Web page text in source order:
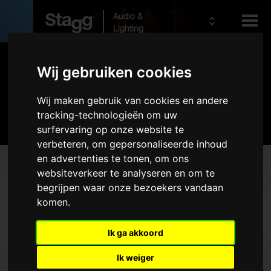
Wij gebruiken cookies
Wij maken gebruik van cookies en andere
tracking-technologieën om uw
surfervaring op onze website te
verbeteren, om gepersonaliseerde inhoud
en advertenties te tonen, om ons
websiteverkeer te analyseren en om te
begrijpen waar onze bezoekers vandaan
komen.
Ik ga akkoord
Ik weiger
Audio &
Lighting
Kids
Producten
Pro Audio
Producten
PA-systemen
Draadloze systemen
Hoofdtelefoons
Koffers voor racksystemen